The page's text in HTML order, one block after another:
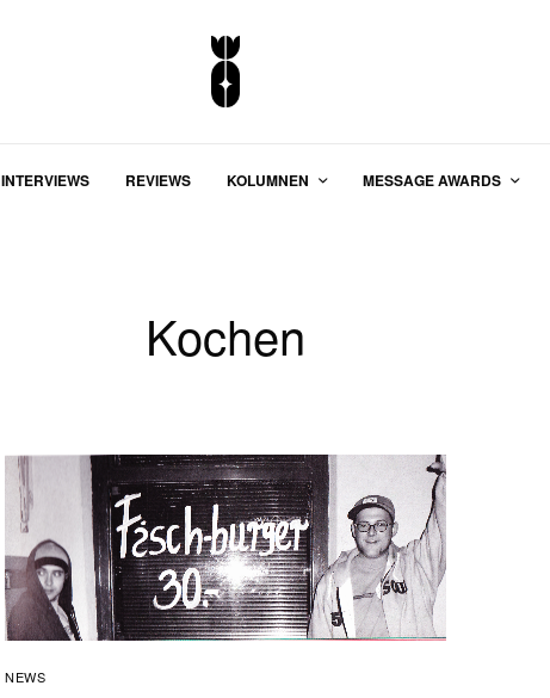
INTERVIEWS REVIEWS KOLUMNEN MESSAGE AWARDS
Kochen
NEWS